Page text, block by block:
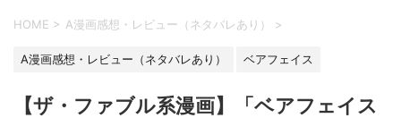
HOME > A漫画感想・レビュー（ネタバレあり） >
A漫画感想・レビュー（ネタバレあり） ベアフェイス
【ザ・ファブル系漫画】「ベアフェイス